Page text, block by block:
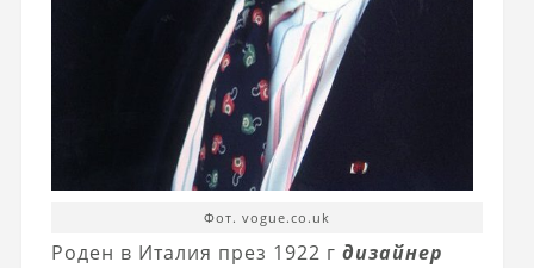
Фот. vogue.co.uk
Роден в Италия през 1922 г дизайнер